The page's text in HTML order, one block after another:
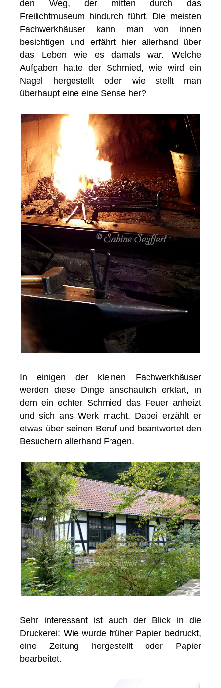
den Weg, der mitten durch das
Freilichtmuseum hindurch führt. Die meisten
Fachwerkhäuser kann man von innen
besichtigen und erfährt hier allerhand über
das Leben wie es damals war. Welche
Aufgaben hatte der Schmied, wie wird ein
Nagel hergestellt oder wie stellt man
überhaupt eine eine Sense her?
In einigen der kleinen Fachwerkhäuser
werden diese Dinge anschaulich erklärt, in
dem ein echter Schmied das Feuer anheizt
und sich ans Werk macht. Dabei erzählt er
etwas über seinen Beruf und beantwortet den
Besuchern allerhand Fragen.
Sehr interessant ist auch der Blick in die
Druckerei: Wie wurde früher Papier bedruckt,
eine Zeitung hergestellt oder Papier
bearbeitet.